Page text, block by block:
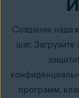
Создание
шаг.
программ,